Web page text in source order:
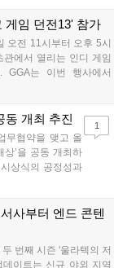
인 가능합니다....
게임 던전13' 참가
오전 11시부터 오후 5시
에서 열리는 인디 게임
GGA는 이번 행사에서
공개 작품 12종을 최초
별 굿즈를 증정하며, 인
목표로 합니다....
동 개최 추진
무협약을 맺고 올
’을 공동 개최하
상식의 공정성과
향력을 확대해 e
상식이 e스포츠의
도록 노력하겠다
1
사부터 엔드 콘텐
번째 시즌 '울라텍의 저
이트는 신규 야외 지역